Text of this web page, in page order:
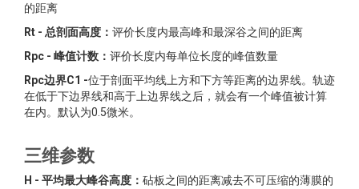
的距离
Rt - 总剖面高度： 评价长度内最高峰和最深谷之间的距离
Rpc - 峰值计数： 评价长度内每单位长度的峰值数量
Rpc边界C1 -位于剖面平均线上方和下方等距离的边界线。轨迹
在低于下边界线和高于上边界线之后，就会有一个峰值被计算
在内。默认为0.5微米。
三维参数
H - 平均最大峰谷高度： 砧板之间的距离减去不可压缩的薄膜的